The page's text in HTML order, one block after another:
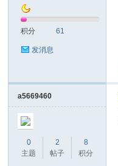
积分 61
发消息
a5669460
0
主题
2
帖子
8
积分